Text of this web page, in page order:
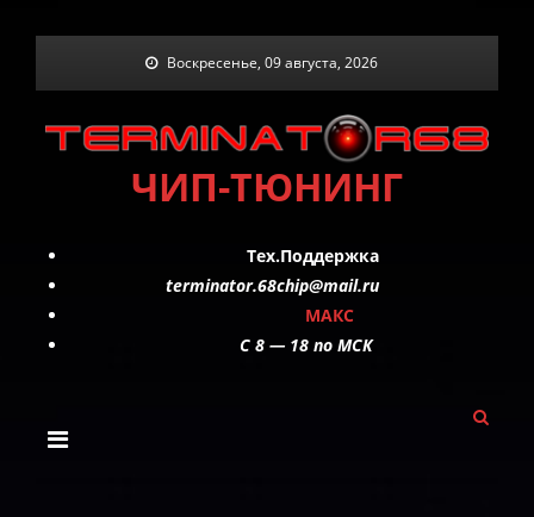
Воскресенье, 09 августа, 2026
ЧИП-ТЮНИНГ
Тех.Поддержка
terminator.68chip@mail.ru
МАКС
C 8 — 18 по МСК